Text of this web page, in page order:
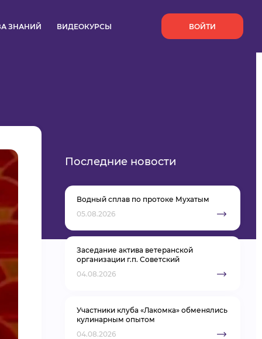
ЗНАНИЙ ВИДЕОКУРСЫ ВОЙТИ
Последние новости
Водный сплав по протоке Мухатым
05.08.2026
Заседание актива ветеранской
организации г.п. Советский
04.08.2026
Участники клуба «Лакомка» обменялись
кулинарным опытом
04.08.2026